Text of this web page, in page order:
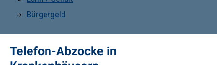
Bürgergeld
Telefon-Abzocke in